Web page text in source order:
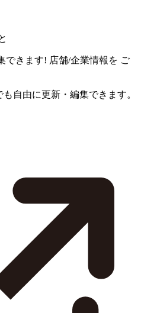
できます! 店舗/企業情報を ご
自由に更新・編集できます。